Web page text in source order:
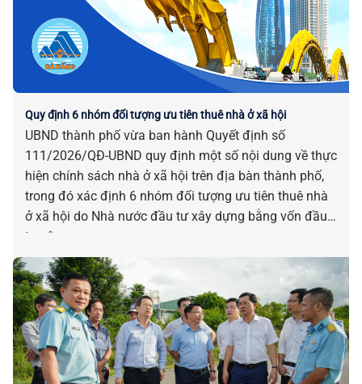
Quy định 6 nhóm đối tượng ưu tiên thuê nhà ở xã hội
UBND thành phố vừa ban hành Quyết định số
111/2026/QĐ-UBND quy định một số nội dung về thực
hiện chính sách nhà ở xã hội trên địa bàn thành phố,
trong đó xác định 6 nhóm đối tượng ưu tiên thuê nhà
ở xã hội do Nhà nước đầu tư xây dựng bằng vốn đầu
tư công.